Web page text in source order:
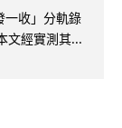
一收」分軌錄
文經實測其...